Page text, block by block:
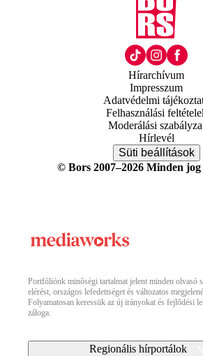
Hírarchívum
Impresszum
Adatvédelmi
Felhasználási
Moderálási
Hírlevél
Süti beállítások
© Bors 2007–2026 Minden
Portfóliónk minőségi tartalmat jelent minden olvasó
elérést, országos lefedettséget és változatos
Folyamatosan keressük az új irányokat és fejlődési
záloga.
Regionális hírportálok